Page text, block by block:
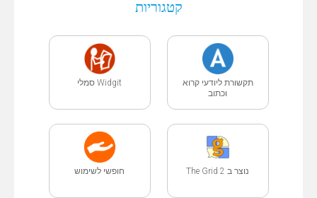
קטגוריות
תקשורת ליודעי קרוא
וכתוב
Widgit סמלי
נוצר ב The Grid 2 חופשי לשימוש